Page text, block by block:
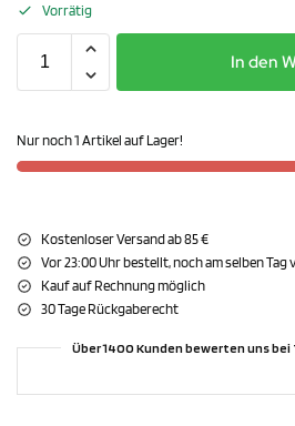
Vorrätig
In den
Nur noch 1 Artikel auf Lager!
Kostenloser Versand ab 85 €
Vor 23:00 Uhr bestellt, noch am selben Tag
Kauf auf Rechnung möglich
30 Tage Rückgaberecht
Über 1400 Kunden bewerten uns bei